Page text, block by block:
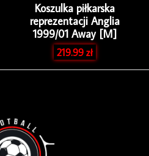
Koszulka piłkarska
reprezentacji Anglia
1999/01 Away [M]
219.99zł